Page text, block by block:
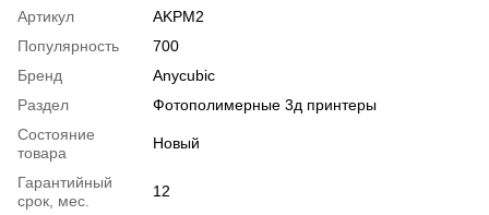
Артикул
AKPM2
Популярность
700
Бренд
Anycubic
Раздел
Фотополимерные 3д принтеры
Состояние
товара
Новый
Гарантийный
срок, мес.
12